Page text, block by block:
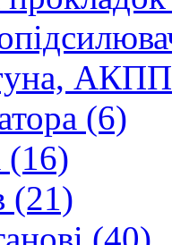
(6)
(16)
(21)